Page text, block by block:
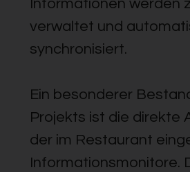
Informationen werden
verwaltet und
synchronisiert.
Ein besonderer
Projekts ist die direkte
der im Restaurant
Informationsmonitore.